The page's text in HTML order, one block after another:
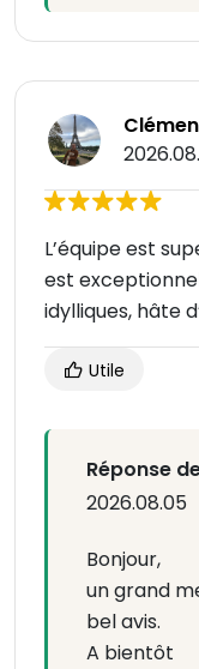
L’équipe est
est
idylliques, hâte
Utile
Réponse
2026.08.05
Bonjour,
un grand
bel avis.
A bientôt